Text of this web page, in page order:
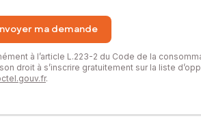
ma demande
à l’article L.223-2 du Code de la
droit à s’inscrire gratuitement sur la liste
.